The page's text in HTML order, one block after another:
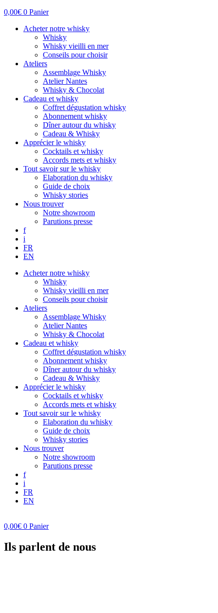
0,00€ 0 Panier
Acheter notre whisky
Whisky
Whisky vieilli en mer
Conseils pour choisir
Ateliers
Assemblage Whisky
Atelier Nantes
Whisky & Chocolat
Cadeau et whisky
Coffret dégustation whisky
Abonnement whisky
Dîner autour du whisky
Cadeau & Whisky
Apprécier le whisky
Cocktails et whisky
Accords mets et whisky
Tout savoir sur le whisky
Elaboration du whisky
Guide de choix
Whisky stories
Nous trouver
Notre showroom
Parutions presse
f
i
FR
EN
Acheter notre whisky
Whisky
Whisky vieilli en mer
Conseils pour choisir
Ateliers
Assemblage Whisky
Atelier Nantes
Whisky & Chocolat
Cadeau et whisky
Coffret dégustation whisky
Abonnement whisky
Dîner autour du whisky
Cadeau & Whisky
Apprécier le whisky
Cocktails et whisky
Accords mets et whisky
Tout savoir sur le whisky
Elaboration du whisky
Guide de choix
Whisky stories
Nous trouver
Notre showroom
Parutions presse
f
i
FR
EN
0,00€ 0 Panier
Ils parlent de nous